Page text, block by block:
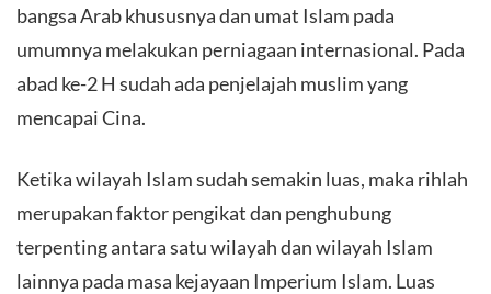
bangsa Arab khususnya dan umat Islam pada
umumnya melakukan perniagaan internasional. Pada
abad ke-2 H sudah ada penjelajah muslim yang
mencapai Cina.
Ketika wilayah Islam sudah semakin luas, maka rihlah
merupakan faktor pengikat dan penghubung
terpenting antara satu wilayah dan wilayah Islam
lainnya pada masa kejayaan Imperium Islam. Luas